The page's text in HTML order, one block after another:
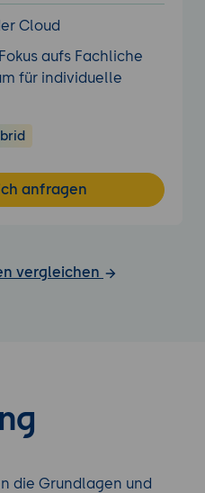
Cloud
aufs Fachliche
für individuelle
anfragen
vergleichen
die Grundlagen und